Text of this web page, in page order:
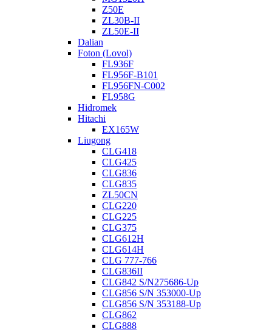
Z50E
ZL30B-II
ZL50E-II
Dalian
Foton (Lovol)
FL936F
FL956F-B101
FL956FN-C002
FL958G
Hidromek
Hitachi
EX165W
Liugong
CLG418
CLG425
CLG836
CLG835
ZL50CN
CLG220
CLG225
CLG375
CLG612H
CLG614H
CLG 777-766
CLG836II
CLG842 S/N275686-Up
CLG856 S/N 353000-Up
CLG856 S/N 353188-Up
CLG862
CLG888